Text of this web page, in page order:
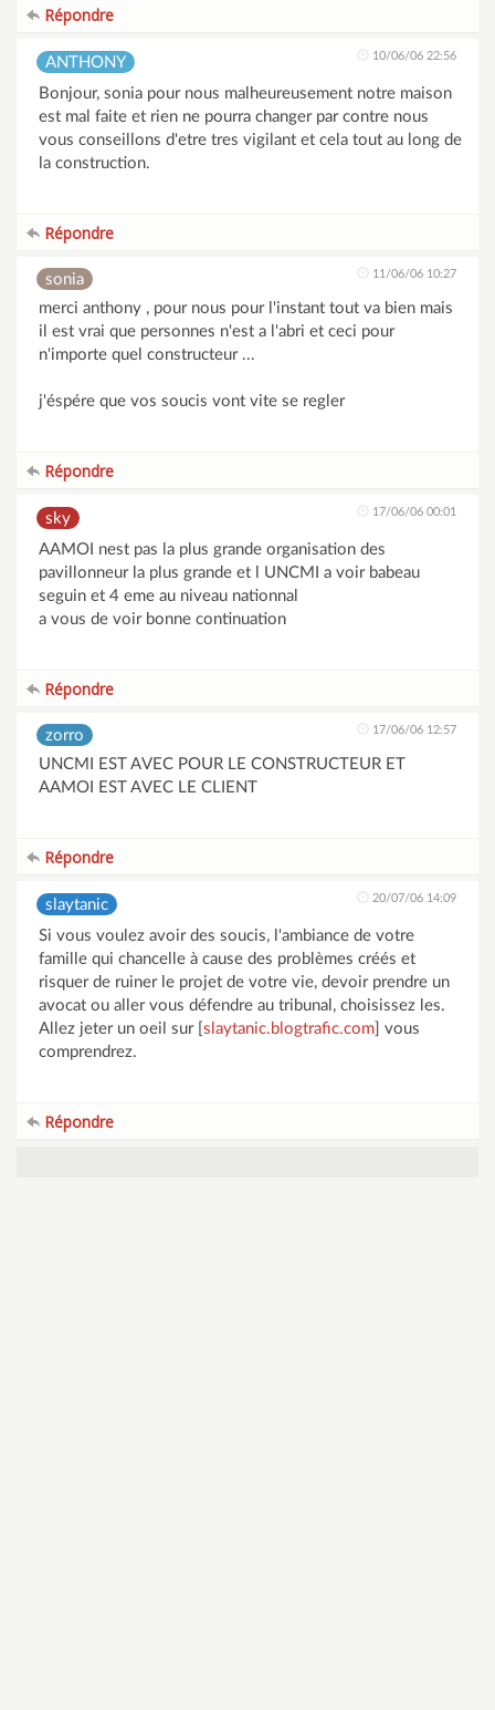
Répondre
ANTHONY 10/06/06 22:56
Bonjour, sonia pour nous malheureusement notre maison
est mal faite et rien ne pourra changer par contre nous
vous conseillons d'etre tres vigilant et cela tout au long de
la construction.
Répondre
sonia 11/06/06 10:27
merci anthony , pour nous pour l'instant tout va bien mais
il est vrai que personnes n'est a l'abri et ceci pour
n'importe quel constructeur ...
j'éspére que vos soucis vont vite se regler
Répondre
sky 17/06/06 00:01
AAMOI nest pas la plus grande organisation des
pavillonneur la plus grande et l UNCMI a voir babeau
seguin et 4 eme au niveau nationnal
a vous de voir bonne continuation
Répondre
zorro 17/06/06 12:57
UNCMI EST AVEC POUR LE CONSTRUCTEUR ET
AAMOI EST AVEC LE CLIENT
Répondre
slaytanic 20/07/06 14:09
Si vous voulez avoir des soucis, l'ambiance de votre
famille qui chancelle à cause des problèmes créés et
risquer de ruiner le projet de votre vie, devoir prendre un
avocat ou aller vous défendre au tribunal, choisissez les.
Allez jeter un oeil sur [ slaytanic.blogtrafic.com ] vous
comprendrez.
Répondre